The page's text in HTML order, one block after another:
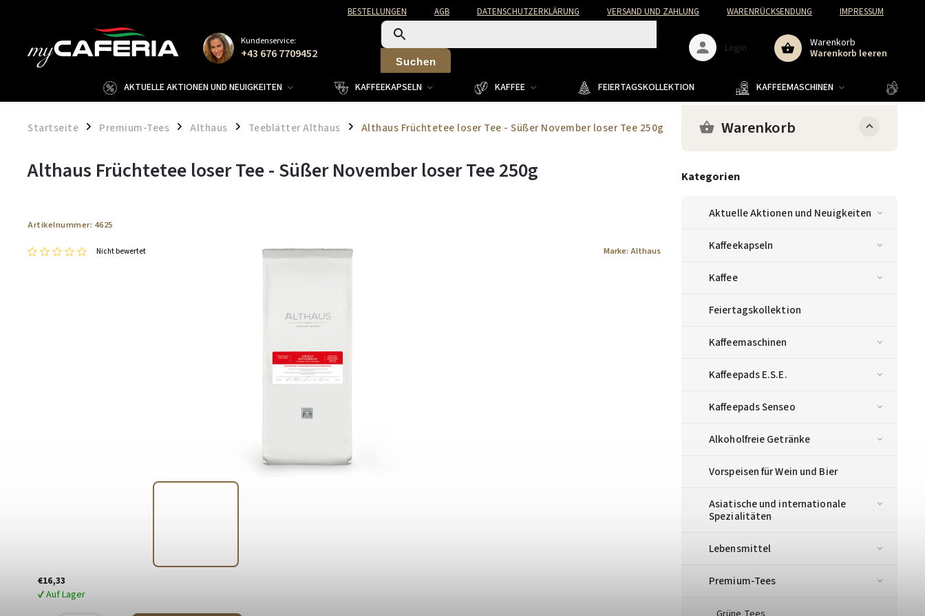
BESTELLUNGEN AGB DATENSCHUTZERKLÄRUNG VERSAND UND ZAHLUNG WARENRÜCKSENDUNG IMPRESSUM
Kundenservice:
+43 676 7709452 Suchen
Warenkorb
Warenkorb leeren
Login
AKTUELLE AKTIONEN UND NEUIGKEITEN KAFFEEKAPSELN KAFFEE FEIERTAGSKOLLEKTION KAFFEEMASCHINEN
Startseite / Premium-Tees / Althaus / Teeblätter Althaus / Althaus Früchtetee loser Tee - Süßer November loser Tee 250g Warenkorb
Kategorien
Aktuelle Aktionen und Neuigkeiten
Kaffeekapseln
Kaffee
Feiertagskollektion
Kaffeemaschinen
Kaffeepads E.S.E.
Kaffeepads Senseo
Alkoholfreie Getränke
Vorspeisen für Wein und Bier
Asiatische und internationale
Spezialitäten
Lebensmittel
Premium-Tees
Althaus Früchtetee loser Tee - Süßer November loser Tee 250g
Artikelnummer: 4625
Nicht bewertet Marke: Althaus
€16,33
✔ Auf Lager